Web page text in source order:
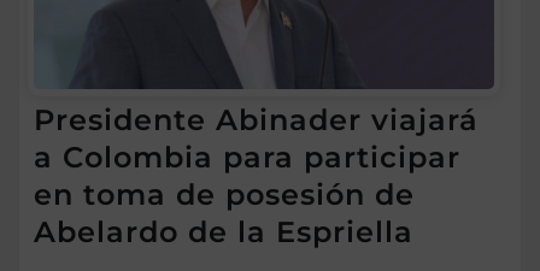
Presidente Abinader viajará
a Colombia para participar
en toma de posesión de
Abelardo de la Espriella